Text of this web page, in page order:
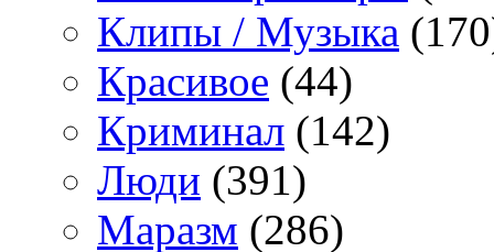
Клипы / Музыка
Красивое (44)
Криминал (142)
Люди (391)
Маразм (286)